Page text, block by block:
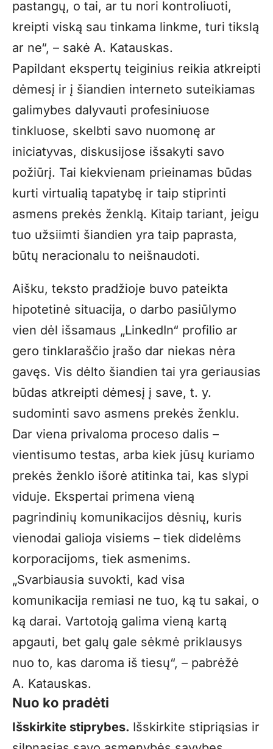
pastangų, o tai, ar tu nori kontroliuoti,
kreipti viską sau tinkama linkme, turi tikslą
ar ne“, – sakė A. Katauskas.
Papildant ekspertų teiginius reikia atkreipti
dėmesį ir į šiandien interneto suteikiamas
galimybes dalyvauti profesiniuose
tinkluose, skelbti savo nuomonę ar
iniciatyvas, diskusijose išsakyti savo
požiūrį. Tai kiekvienam prieinamas būdas
kurti virtualią tapatybę ir taip stip­rinti
asmens prekės ženklą. Kitaip tariant, jeigu
tuo užsiimti šiandien yra taip paprasta,
būtų neracionalu to neišnaudoti.
Aišku, teksto pradžioje buvo pateikta
hipotetinė situacija, o darbo pasiūlymo
vien dėl išsamaus „LinkedIn“ profilio ar
gero tinklaraščio įrašo dar niekas nėra
gavęs. Vis dėlto šiandien tai yra geriausias
būdas atkreipti dėmesį į save, t. y.
sudominti savo asmens prekės ženklu.
Dar viena privaloma proceso dalis –
vientisumo testas, arba kiek jūsų kuriamo
prekės ženklo išorė atitinka tai, kas slypi
viduje. Ekspertai primena vieną
pagrindinių komunikacijos dėsnių, kuris
vienodai galioja visiems – tiek didelėms
korporacijoms, tiek asmenims.
„Svarbiausia suvokti, kad visa
komunikacija remiasi ne tuo, ką tu sakai, o
ką darai. Vartotoją galima vieną kartą
apgauti, bet galų gale sėk­mė priklausys
nuo to, kas daroma iš tiesų“, – pabrėžė
A. Katauskas.
Nuo ko pradėti
Išskirkite stiprybes. Išskirkite stipriąsias ir